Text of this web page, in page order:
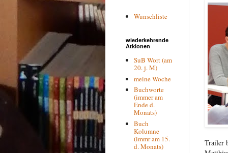
Trailer
Wunschliste
wiederkehrende
Atkionen
SuB Wort (am
20. j. M)
meine Woche
Buchworte
(immer am
Ende d.
Monats)
Buch
Kolumne
(immr am 15.
d. Monats)